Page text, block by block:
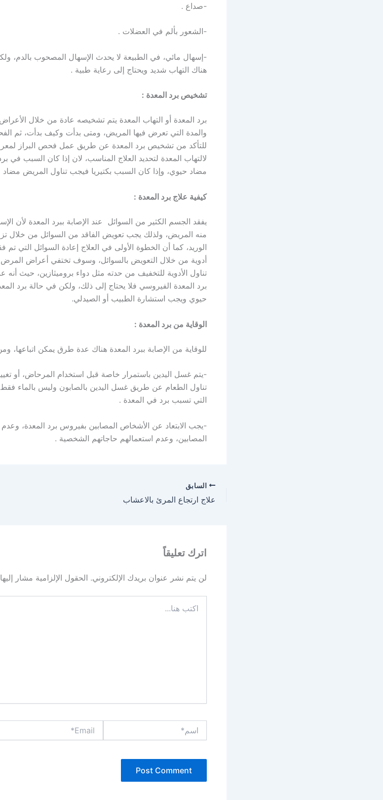
-صداع .
-الشعور بألم في العضلات .
-إسهال مائي، في الطبيعة لا يحدث الإسهال المصحوب بالدم،
هناك التهاب شديد ويحتاج إلى رعاية طبية .
تشخيص برد المعدة :
برد المعدة أو التهاب المعدة يتم تشخيصه عادة من خلال
والمدة التي تعرض فيها المريض، ومتى بدأت وكيف بدأت، ثم
للتأكد من تشخيص برد المعدة عن طريق عمل فحص البراز
لالتهاب المعدة لتحديد العلاج المناسب، لان إذا كان السبب في
مضاد حيوي، وإذا كان السبب بكتيريا فيجب تناول المريض
كيفية علاج برد المعدة :
يفقد الجسم الكثير من السوائل عند الإصابة ببرد المعدة لأن
منه المريض، ولذلك يجب تعويض الفاقد من السوائل من خلال
الوريد، كما أن الخطوة الأولى في العلاج إعادة السوائل التي
أدوية من خلال التعويض بالسوائل، وسوف تختفي أعراض المرض
تناول الأدوية للتخفيف من حدته مثل دواء بروميثازين، حيث
برد المعدة الفيروسي فلا يحتاج إلى ذلك، ولكن في حالة برد
حيوي ويجب استشارة الطبيب أو الصيدلي.
الوقاية من برد المعدة :
للوقاية من الإصابة ببرد المعدة هناك عدة طرق يمكن اتباعها،
-يتم غسل اليدين باستمرار خاصة قبل استخدام المرحاض، أو
تناول الطعام عن طريق غسل اليدين بالصابون وليس بالماء فقط،
التي تسبب برد في المعدة .
-يجب الابتعاد عن الأشخاص المصابين بفيروس برد المعدة،
المصابين، وعدم استعمالهم حاجاتهم الشخصية .
السابق
علاج ارتجاع المرئ بالاعشاب
اترك تعليقاً
لن يتم نشر عنوان بريدك الإلكتروني. الحقول الإلزامية مشار
هنا...